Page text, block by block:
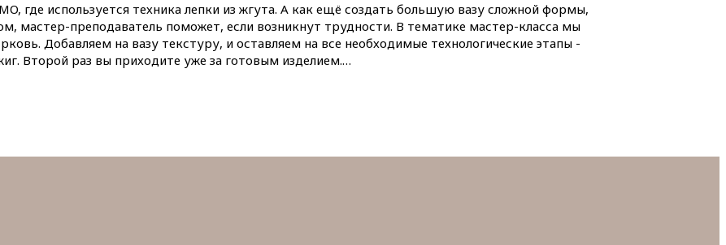
где используется техника лепки из жгута. А как ещё создать большую вазу сложной формы,
мастер-преподаватель поможет, если возникнут трудности. В тематике мастер-класса мы
Добавляем на вазу текстуру, и оставляем на все необходимые технологические этапы -
Второй раз вы приходите уже за готовым изделием.…